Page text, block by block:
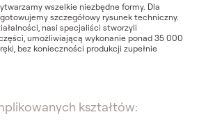
wszelkie niezbędne formy. Dla
szczegółowy rysunek techniczny.
nasi specjaliści stworzyli
umożliwiającą wykonanie ponad 35 000
bez konieczności produkcji zupełnie
kształtów: